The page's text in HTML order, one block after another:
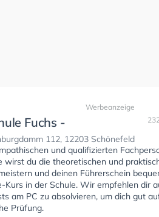
Fuchs -
112, 12203 Schönefeld
Werbeanzeige
und qualifizierten
wirst du die theoretischen und
und deinen Führerschein
Kurs in der Schule. Wir empfehlen dir
am PC zu absolvieren, um dich gut
Prüfung.